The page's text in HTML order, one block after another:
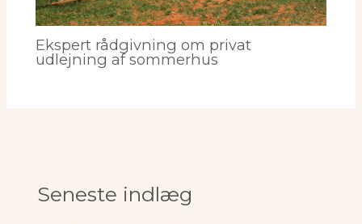
Ekspert rådgivning om privat
udlejning af sommerhus
Seneste indlæg